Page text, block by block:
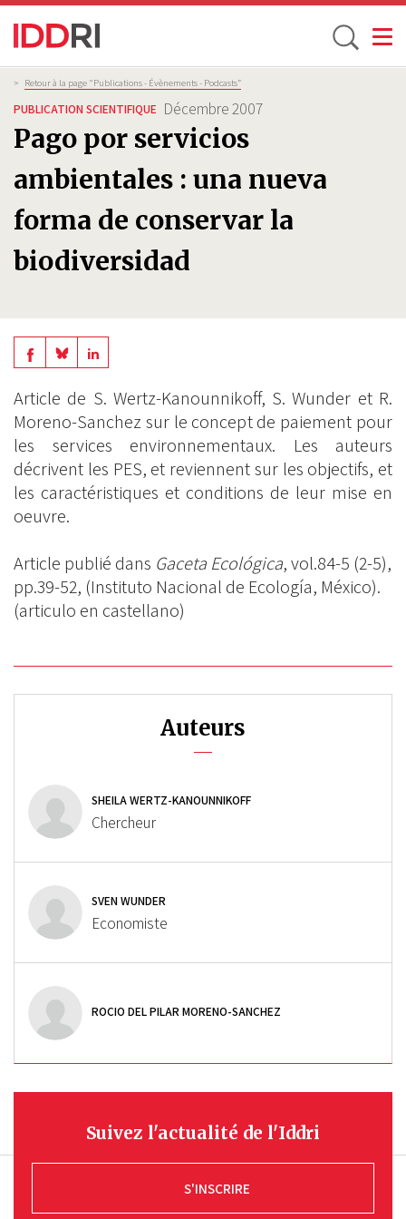
Aller
au
contenu
principal
Toggle
Fil
d'Ariane
> Retour à la page "Publications - Évènements - Podcasts”
PUBLICATION SCIENTIFIQUE Décembre 2007
Pago por servicios
ambientales : una nueva
forma de conservar la
biodiversidad
Share
on
Facebook
Share
BlueSky
Share
Linkedin
Article de S. Wertz-Kanounnikoff, S. Wunder et R.
Moreno-Sanchez sur le concept de paiement pour
les services environnementaux. Les auteurs
décrivent les PES, et reviennent sur les objectifs, et
les caractéristiques et conditions de leur mise en
oeuvre.
Article publié dans Gaceta Ecológica, vol.84-5 (2-5),
pp.39-52, (Instituto Nacional de Ecología, México).
(articulo en castellano)
Auteurs
SHEILA WERTZ-KANOUNNIKOFF
Chercheur
SVEN WUNDER
Economiste
ROCIO DEL PILAR MORENO-SANCHEZ
Suivez l'actualité de l'Iddri
S'INSCRIRE